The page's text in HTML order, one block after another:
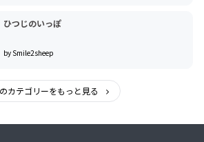
ひつじのいっぽ
by Smile2sheep
カテゴリーをもっと見る